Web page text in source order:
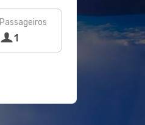
Passageiros
1